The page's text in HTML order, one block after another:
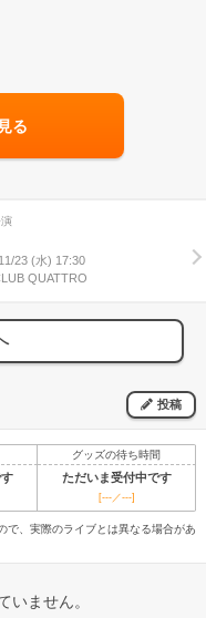
る
23 (水) 17:30
QUATTRO
投稿
グッズの待ち時間
ただいま受付中です
[---／---]
、実際のライブとは異なる場合があ
いません。